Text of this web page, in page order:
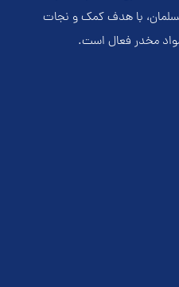
با هدف کمک و نجات
مواد مخدر فعال است.